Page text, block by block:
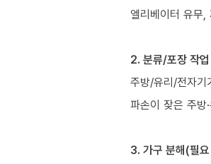
엘리베이터 유무
2. 분류/포장 작업
주방/유리/전자
파손이 잦은 주방
3. 가구 분해(필